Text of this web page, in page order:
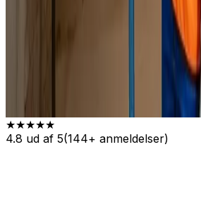
★★★★★
4.8 ud af 5(144+ anmeldelser)